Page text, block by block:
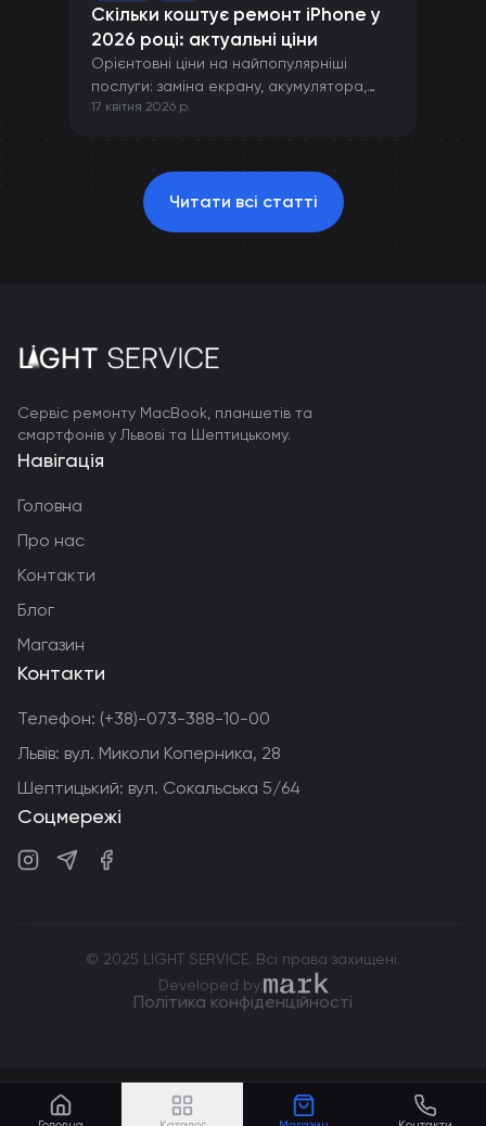
Скільки коштує ремонт iPhone у
2026 році: актуальні ціни
Орієнтовні ціни на найпопулярніші
послуги: заміна екрану, акумулятора,
камери та інших компонентів iPhone.
17 квітня 2026 р.
Читати всі статті
Сервіс ремонту MacBook, планшетів та
смартфонів у Львові та Шептицькому.
Навігація
Головна
Про нас
Контакти
Блог
Магазин
Контакти
Телефон: (+38)-073-388-10-00
Львів: вул. Миколи Коперника, 28
Шептицький: вул. Сокальська 5/64
Соцмережі
© 2025 LIGHT SERVICE. Всі права захищені.
Developed by:markdev.agency
Політика конфіденційності